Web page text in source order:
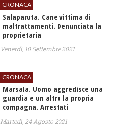
CRONACA
Salaparuta. Cane vittima di
maltrattamenti. Denunciata la
proprietaria
Venerdì, 10 Settembre 2021
CRONACA
Marsala. Uomo aggredisce una
guardia e un altro la propria
compagna. Arrestati
Martedì, 24 Agosto 2021